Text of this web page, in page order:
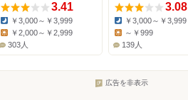
3.41
Dinner:
￥3,000～￥3,999
￥2,000～￥2,999
303人
3.08
Dinner:
￥3,000～￥3,999
～￥999
139人
広告を非表示